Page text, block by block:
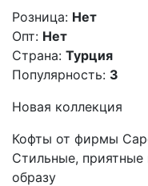
Розница: Нет
Опт: Нет
Страна: Турция
Популярность: 3
Новая коллекция
Кофты от фирмы
Стильные,
образу